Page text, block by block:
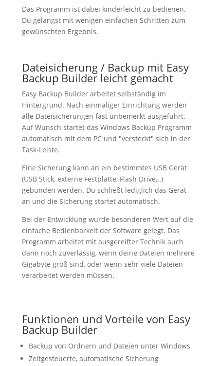
Das Programm ist dabei kinderleicht zu bedienen.
Du gelangst mit wenigen einfachen Schritten zum
gewünschten Ergebnis.
Dateisicherung / Backup mit Easy
Backup Builder leicht gemacht
Easy Backup Builder arbeitet selbständig im
Hintergrund. Nach einmaliger Einrichtung werden
alle Dateisicherungen fast unbemerkt ausgeführt.
Auf Wunsch startet das Windows Backup Programm
automatisch mit dem PC und "versteckt" sich in der
Task-Leiste.
Eine Sicherung kann an ein bestimmtes USB Gerät
(USB Stick, externe Festplatte, Flash Drive,..)
gebunden werden. Du schließt lediglich das Gerät
an und die Sicherung startet automatisch.
Bei der Entwicklung wurde besonderen Wert auf die
einfache Bedienbarkeit der Software gelegt. Das
Programm arbeitet mit ausgereifter Technik auch
dann noch zuverlässig, wenn deine Dateien mehrere
Gigabyte groß sind, oder wenn sehr viele Dateien
verarbeitet werden müssen.
Funktionen und Vorteile von Easy
Backup Builder
Backup von Ordnern und Dateien unter Windows
Zeitgesteuerte, automatische Sicherung